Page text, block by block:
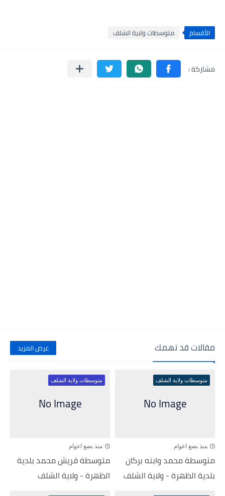
الأقسام متوسطات ولاية الشلف
مقالات قد تهمك عرض المزيد
متوسطات ولاية الشلف
منذ بضع اعوام
متوسطة محمد وابنه بركان
بلدية الظهرة - ولاية الشلف
متوسطات ولاية الشلف
منذ بضع اعوام
متوسطة قريش محمد بلدية
الظهرة - ولاية الشلف